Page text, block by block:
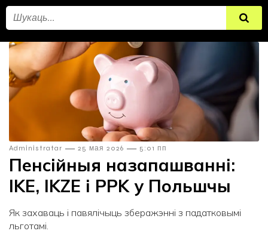
Admіnіstratar — 25 мая 2026 — 5:01 пп
Пенсійныя назапашванні:
IKE, IKZE і PPK у Польшчы
Як захаваць і павялічыць зберажэнні з падатковымі
льготамі.